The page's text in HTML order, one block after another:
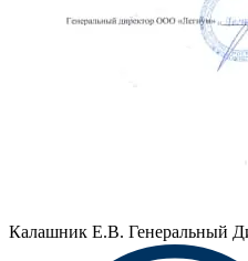
Калашник Е.В. Генеральный